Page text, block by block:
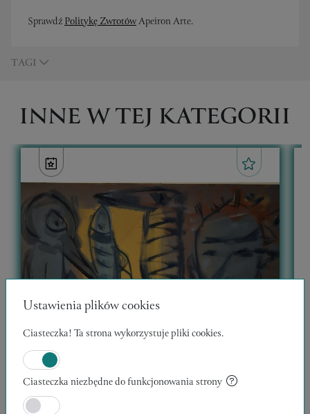
SprawdźPolitykę ZwrotówApeiron Arte.
TAGI
INNE W TEJ KATEGORII
Ustawienia plików cookies
Ciasteczka! Ta strona wykorzystuje pliki cookies.
Ciasteczka niezbędne do funkcjonowania strony